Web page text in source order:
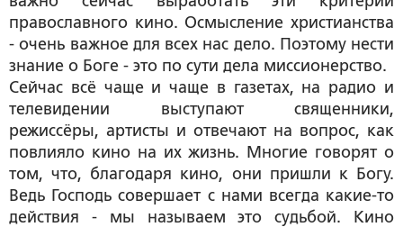
православного кино. Осмысление христианства
- очень важное для всех нас дело. Поэтому нести
знание о Боге - это по сути дела миссионерство.
Сейчас всё чаще и чаще в газетах, на радио и
телевидении выступают священники,
режиссёры, артисты и отвечают на вопрос, как
повлияло кино на их жизнь. Многие говорят о
том, что, благодаря кино, они пришли к Богу.
Ведь Господь совершает с нами всегда какие-то
действия - мы называем это судьбой. Кино